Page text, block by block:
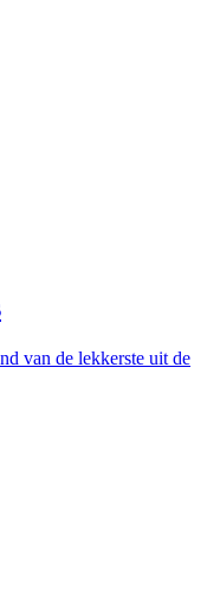
van de lekkerste uit de